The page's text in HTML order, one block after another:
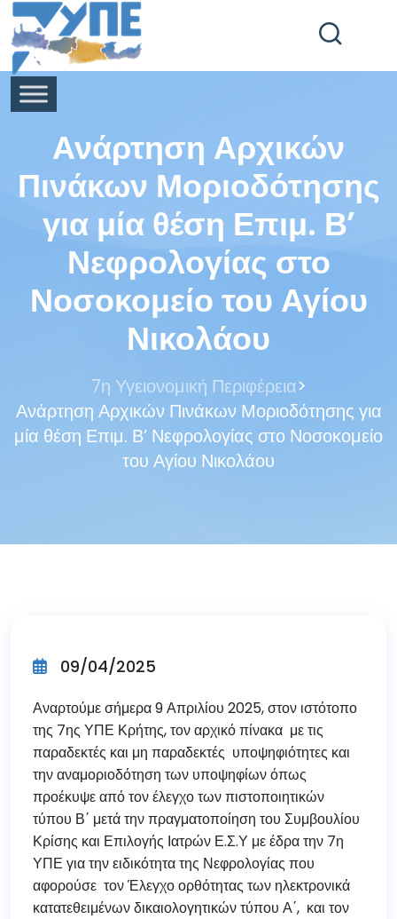
End Header Section -->
Ανάρτηση Αρχικών
Πινάκων Μοριοδότησης
για μία θέση Επιμ. Β’
Νεφρολογίας στο
Νοσοκομείο του Αγίου
Νικολάου
7η Υγειονομική Περιφέρεια>
Ανάρτηση Αρχικών Πινάκων Μοριοδότησης για
μία θέση Επιμ. Β’ Νεφρολογίας στο Νοσοκομείο
του Αγίου Νικολάου
09/04/2025
Αναρτούμε σήμερα 9 Απριλίου 2025, στον ιστότοπο
της 7ης ΥΠΕ Κρήτης, τον αρχικό πίνακα με τις
παραδεκτές και μη παραδεκτές υποψηφιότητες και
την αναμοριοδότηση των υποψηφίων όπως
προέκυψε από τον έλεγχο των πιστοποιητικών
τύπου Β΄ μετά την πραγματοποίηση του Συμβουλίου
Κρίσης και Επιλογής Ιατρών Ε.Σ.Υ με έδρα την 7η
ΥΠΕ για την ειδικότητα της Νεφρολογίας που
αφορούσε τον Έλεγχο ορθότητας των ηλεκτρονικά
κατατεθειμένων δικαιολογητικών τύπου Α΄, και τον